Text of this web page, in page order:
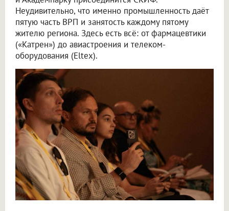
Неудивительно, что именно промышленность даёт
пятую часть ВРП и занятость каждому пятому
жителю региона. Здесь есть всё: от фармацевтики
(«Катрен») до авиастроения и телеком-
оборудования (Eltex).